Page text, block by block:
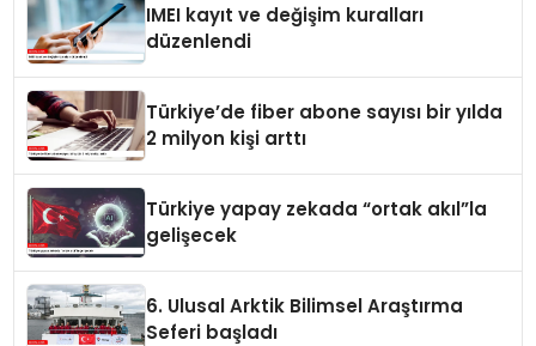
IMEI kayıt ve değişim kuralları
düzenlendi
Türkiye’de fiber abone sayısı bir yılda
2 milyon kişi arttı
Türkiye yapay zekada “ortak akıl”la
gelişecek
6. Ulusal Arktik Bilimsel Araştırma
Seferi başladı